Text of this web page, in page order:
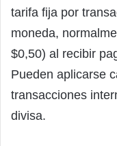
tarifa fija por
moneda,
$0,50) al recibir
Pueden aplicarse
transacciones
divisa.